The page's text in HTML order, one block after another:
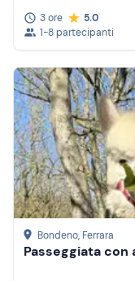
3 ore
5.0
1-8 partecipanti
Bondeno, Ferrara
Passeggiata con